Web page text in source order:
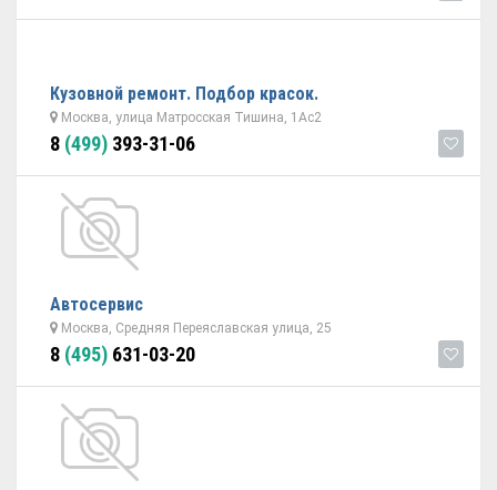
Кузовной ремонт. Подбор красок.
Москва, улица Матросская Тишина, 1Ас2
8 (499) 393-31-06
Автосервис
Москва, Средняя Переяславская улица, 25
8 (495) 631-03-20